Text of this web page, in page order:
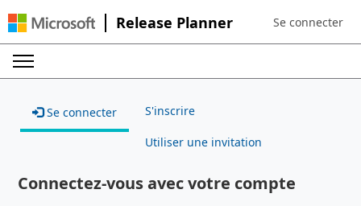
Release Planner Sign in to your
Se connecter
Se connecter S'inscrire
Utiliser une invitation
Connectez-vous avec votre compte